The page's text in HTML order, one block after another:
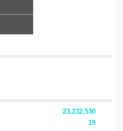
23,232,530
19